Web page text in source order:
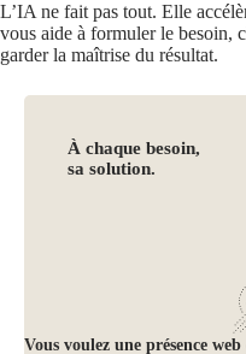
L’IA ne fait pas tout. Elle
vous aide à formuler le besoin,
garder la maîtrise du résultat.
À chaque besoin,
sa solution.
Vous voulez une présence